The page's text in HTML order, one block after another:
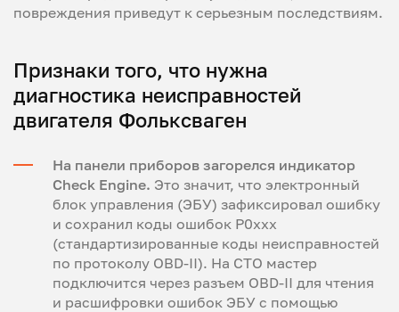
повреждения приведут к серьезным последствиям.
Признаки того, что нужна
диагностика неисправностей
двигателя Фольксваген
На панели приборов загорелся индикатор
Check Engine. Это значит, что электронный
блок управления (ЭБУ) зафиксировал ошибку
и сохранил коды ошибок P0xxx
(стандартизированные коды неисправностей
по протоколу OBD-II). На СТО мастер
подключится через разъем OBD-II для чтения
и расшифровки ошибок ЭБУ с помощью